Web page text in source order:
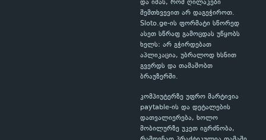
და იმას, რომ ღილაკები
შემთხვევით არ დაგეჭიროთ.
Sloto.ge-ის ფორმატი სწორედ
ასეთ სწრაფ გამოცდას უწყობს
ხელს: არ გჭირდებათ
აპლიკაცია, უბრალოდ ხსნით
გვერდს და თამაშობთ
ბრაუზერში.
კომპიუტერზე უფრო მარტივია
paytable-ის და დეტალების
დათვალიერება, ხოლო
მობილურზე უკეთ იგრძნობა,